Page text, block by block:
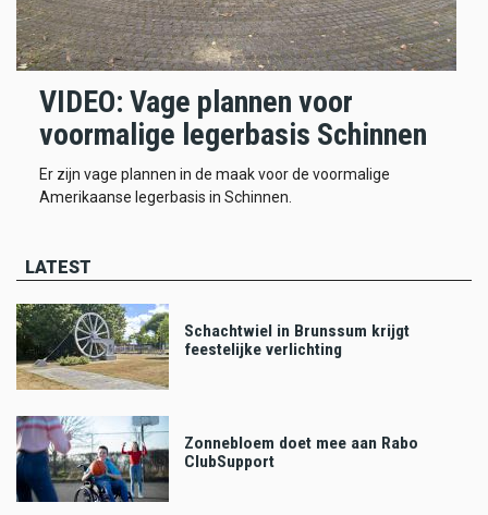
VIDEO: Vage plannen voor
voormalige legerbasis Schinnen
Er zijn vage plannen in de maak voor de voormalige
Amerikaanse legerbasis in Schinnen.
LATEST
Schachtwiel in Brunssum krijgt
feestelijke verlichting
Zonnebloem doet mee aan Rabo
ClubSupport